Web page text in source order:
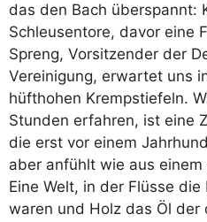
das den Bach überspannt:
Schleusentore, davor eine
Spreng, Vorsitzender der
Vereinigung, erwartet uns
hüfthohen Krempstiefeln.
Stunden erfahren, ist eine
die erst vor einem
aber anfühlt wie aus
Eine Welt, in der Flüsse
waren und Holz das Öl der